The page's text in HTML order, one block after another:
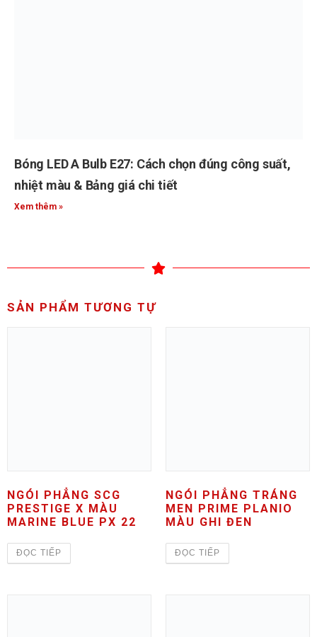
Bóng LED A Bulb E27: Cách chọn đúng công suất,
nhiệt màu & Bảng giá chi tiết
Xem thêm »
SẢN PHẨM TƯƠNG TỰ
NGÓI PHẲNG SCG
PRESTIGE X MÀU
MARINE BLUE PX 22
ĐỌC TIẾP
NGÓI PHẲNG TRÁNG
MEN PRIME PLANIO
MÀU GHI ĐEN
ĐỌC TIẾP